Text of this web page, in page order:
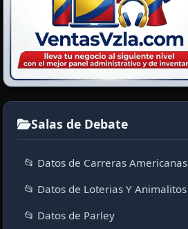
Salas de Debate
📂 Datos de Carreras Americanas
📂 Datos de Loterias Y Animalitos
📂 Datos de Parley